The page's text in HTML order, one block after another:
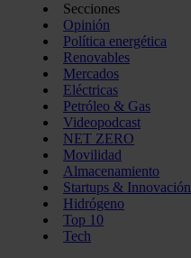
Secciones
Opinión
Política energética
Renovables
Mercados
Eléctricas
Petróleo & Gas
Videopodcast
NET ZERO
Movilidad
Almacenamiento
Startups & Innovación
Hidrógeno
Top 10
Tech